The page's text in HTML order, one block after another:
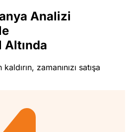
Analizi
Altında
zamanınızı satışa